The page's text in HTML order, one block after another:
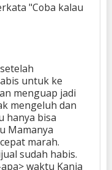
"Coba kalau
untuk ke
menguap jadi
mengeluh dan
hanya bisa
Mamanya
marah.
sudah habis.
waktu Kania